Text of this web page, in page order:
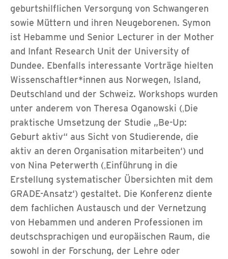
geburtshilflichen Versorgung von Schwangeren
sowie Müttern und ihren Neugeborenen. Symon
ist Hebamme und Senior Lecturer in der Mother
and Infant Research Unit der University of
Dundee. Ebenfalls interessante Vorträge hielten
Wissenschaftler*innen aus Norwegen, Island,
Deutschland und der Schweiz. Workshops wurden
unter anderem von Theresa Oganowski (‚Die
praktische Umsetzung der Studie „Be-Up:
Geburt aktiv“ aus Sicht von Studierende, die
aktiv an deren Organisation mitarbeiten‘) und
von Nina Peterwerth (‚Einführung in die
Erstellung systematischer Übersichten mit dem
GRADE-Ansatz‘) gestaltet. Die Konferenz diente
dem fachlichen Austausch und der Vernetzung
von Hebammen und anderen Professionen im
deutschsprachigen und europäischen Raum, die
sowohl in der Forschung, der Lehre oder